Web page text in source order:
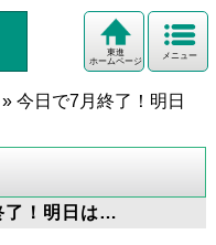
メニュー
東進
ホームページ
» 今日で7月終了！明日
！明日は…